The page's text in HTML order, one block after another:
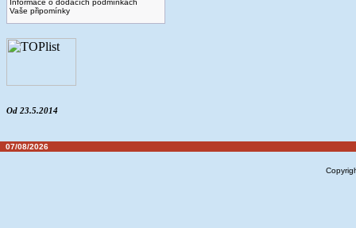
Informace o dodacích podmínkách
Vaše připomínky
Od 23.5.2014
07/08/2026